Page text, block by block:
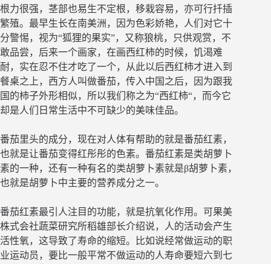
根力很强，茎部也易生不定根，移栽容易，亦可行扦插
繁殖。最早生长在南美洲，因为色彩娇艳，人们对它十
分警惕，视为“狐狸的果实”，又称狼桃，只供观赏，不
敢品尝，后来一个画家，在画西红柿的时候，饥渴难
耐，实在忍不住才吃了一个，从此以后西红柿才进入到
餐桌之上，西方人叫做番茄，传入中国之后，因为跟我
国的柿子外形相似，所以我们称之为“西红柿“，而今它
却是人们日常生活中不可缺少的美味佳品。
番茄里头的成分，现在对人体有帮助的就是番茄红素，
也就是让番茄变得红彤彤的色素。番茄红素是类胡萝卜
素的一种，还有一种有名的类胡萝卜素就是β胡萝卜素，
也就是胡萝卜中主要的营养成分之一。
番茄红素最引人注目的功能，就是抗氧化作用。可果美
株式会社蔬菜研究所稻雄部长介绍说，人的活动会产生
活性氧，这导致了寿命的缩短。比如说经常做运动的职
业运动员，要比一般平常不做运动的人寿命要短六到七